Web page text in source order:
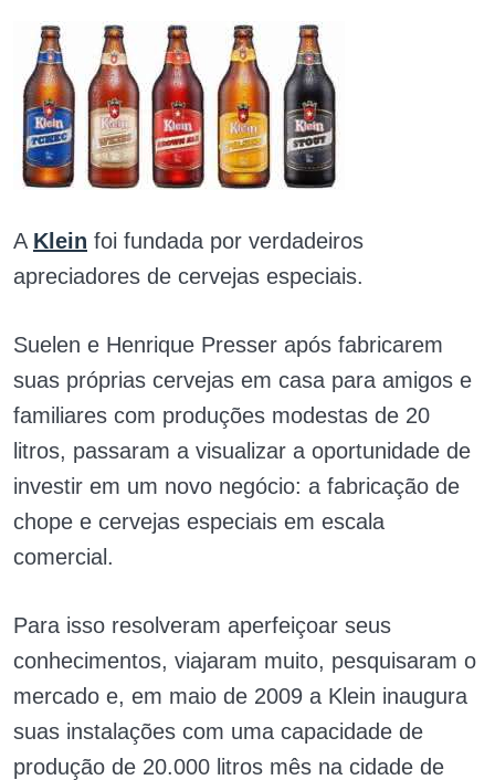
A Klein foi fundada por verdadeiros
apreciadores de cervejas especiais.
Suelen e Henrique Presser após fabricarem
suas próprias cervejas em casa para amigos e
familiares com produções modestas de 20
litros, passaram a visualizar a oportunidade de
investir em um novo negócio: a fabricação de
chope e cervejas especiais em escala
comercial.
Para isso resolveram aperfeiçoar seus
conhecimentos, viajaram muito, pesquisaram o
mercado e, em maio de 2009 a Klein inaugura
suas instalações com uma capacidade de
produção de 20.000 litros mês na cidade de